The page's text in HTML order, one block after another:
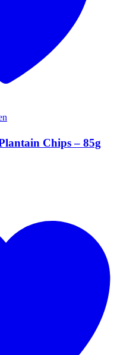
Chips – 85g